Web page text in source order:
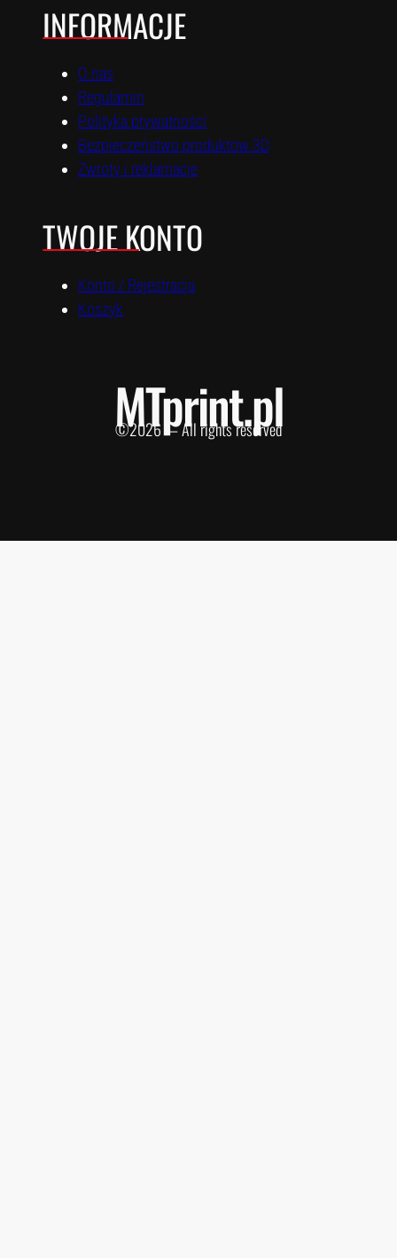
INFORMACJE
O nas
Regulamin
Polityka prywatności
Bezpieczeństwo produktów 3D
Zwroty i reklamacje
TWOJE KONTO
Konto / Rejestracja
Koszyk
MTprint.pl
©2026 — All rights reserved